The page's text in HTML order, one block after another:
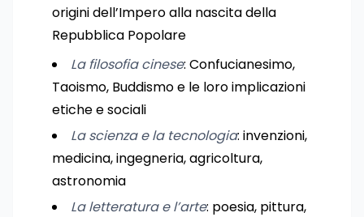
origini dell’Impero alla nascita della
Repubblica Popolare
La filosofia cinese: Confucianesimo,
Taoismo, Buddismo e le loro implicazioni
etiche e sociali
La scienza e la tecnologia: invenzioni,
medicina, ingegneria, agricoltura,
astronomia
La letteratura e l’arte: poesia, pittura,